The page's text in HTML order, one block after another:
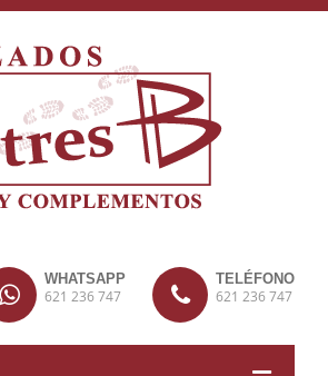
WHATSAPP
621 236 747
TELÉFONO
621 236 747